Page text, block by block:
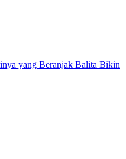
yang Beranjak Balita Bikin